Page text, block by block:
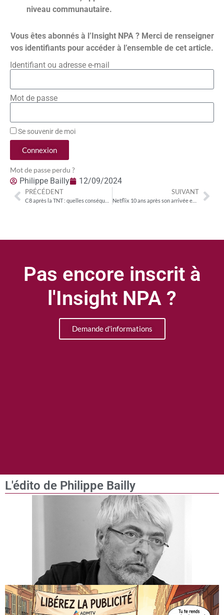
niveau communautaire.
Vous êtes abonnés à l’Insight NPA ? Merci de renseigner
vos identifiants pour accéder à l’ensemble de cet article.
Identifiant ou adresse e-mail
Mot de passe
Se souvenir de moi
Connexion
Mot de passe perdu ?
Philippe Bailly 12/09/2024
PRÉCÉDENT SUIVANT
Netflix 10 ans après son arrivée en France : la régulation juridique a bien eu lieu
Pas encore inscrit à
l'Insight NPA ?
Demande d'informations
L'édito de Philippe Bailly